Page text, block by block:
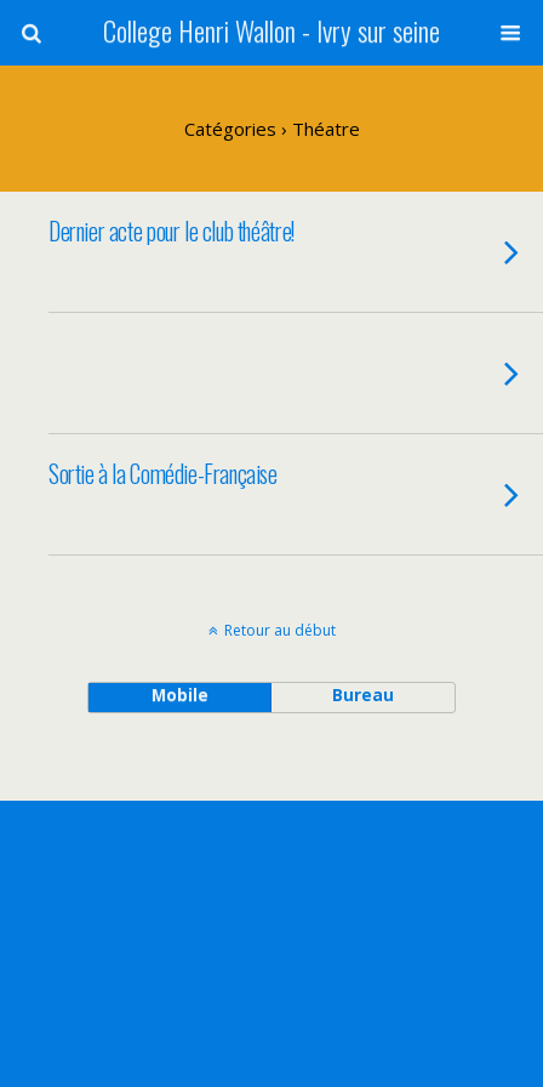
College Henri Wallon - Ivry sur seine
Catégories › Théatre
Dernier acte pour le club théâtre!
Sortie à la Comédie-Française
Retour au début
Mobile Bureau